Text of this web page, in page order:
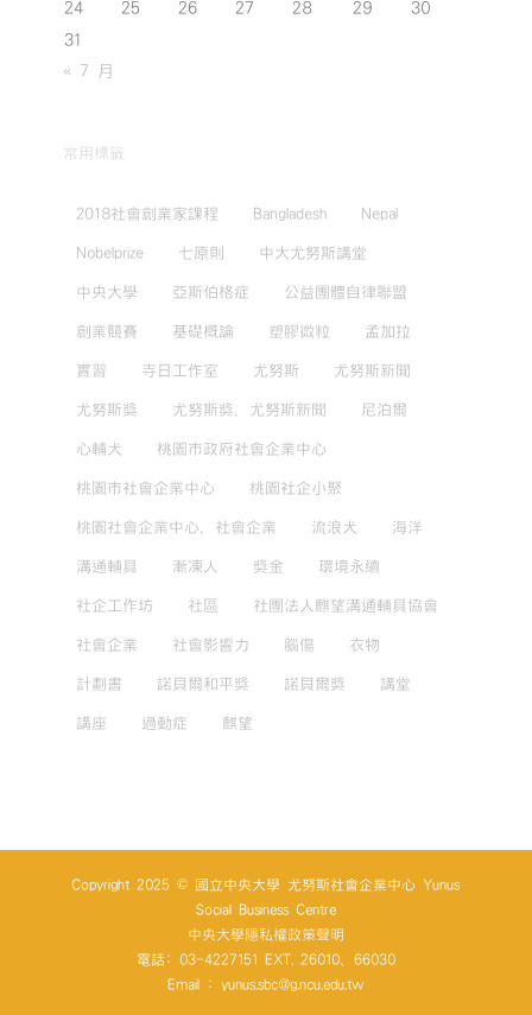
24
25 26 27 28 29
30
31
« 7 月
常用標籤
2018社會創業家課程 Bangladesh Nepal
Nobelprize 七原則 中大尤努斯講堂
中央大學 亞斯伯格症 公益團體自律聯盟
創業競賽 基礎概論 塑膠微粒 孟加拉
實習 寺日工作室 尤努斯 尤努斯新聞
尤努斯獎 尤努斯獎，尤努斯新聞 尼泊爾
心輔犬 桃園市政府社會企業中心
桃園市社會企業中心 桃園社企小聚
桃園社會企業中心，社會企業 流浪犬 海洋
溝通輔具 漸凍人 獎金 環境永續
社企工作坊 社區 社團法人麒望溝通輔具協會
社會企業 社會影響力 腦傷 衣物
計劃書 諾貝爾和平獎 諾貝爾獎 講堂
講座 過動症 麒望
Copyright 2025 © 國立中央大學 尤努斯社會企業中心 Yunus
Social Business Centre
中央大學隱私權政策聲明
電話: 03-4227151 EXT. 26010、66030
Email : yunus.sbc@g.ncu.edu.tw